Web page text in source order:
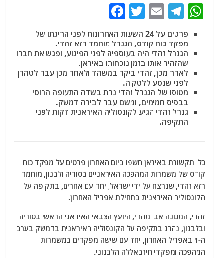
W
h
at
s
A
p
p
T
el
e
g
ra
m
E
m
ai
l
T
w
itt
er
a
c
e
b
o
o
k
פרטים על 24 השעות האחרונות לפני הריגתו של
מפקד כוח קודס, הגנרל מוחמד רזא זהדי.
הגנרל זהדי היה בעוספיה לפני הפיגוע, ופגש את חברו
שהזהיר אותו בזמן נוכחותו באיראן.
לאחר מכן, זהדי ביקר במשהד ולאחר מכן עבר לטהרן
לפני שנסע ללטקיה.
מטוסו של הגנרל זהדי נחת בשדה התעופה הרוסי
בבסיס חמימים, ומשם עבר לבירה דמשק.
גנרל זהדי הגיע לקונסוליה האיראנית דקות לפני
התקיפה.
כלי תקשורת באיראן חשפו ביום האחרון פרטים על מפקד כוח
קודס של משמרות המהפכה האיראניים בסוריה ולבנון, מוחמד
רזא זהדי, שנרצח על ידי ישראל, יחד עם אחרים, בתקיפה על
הקונסוליה האיראנית בתחילת אפריל האחרון.
זהדי, המכונה אבו מהדי, היועץ הצבאי האיראני הראשי בסוריה
ובלבנון, נהרג בתקיפה על הקונסוליה האיראנית בדמשק בערב
ה-1 באפריל האחרון, יחד עם שישה מפקדים במשמרות
המהפכה ומפקדי חיזבאללה הלבנוני.